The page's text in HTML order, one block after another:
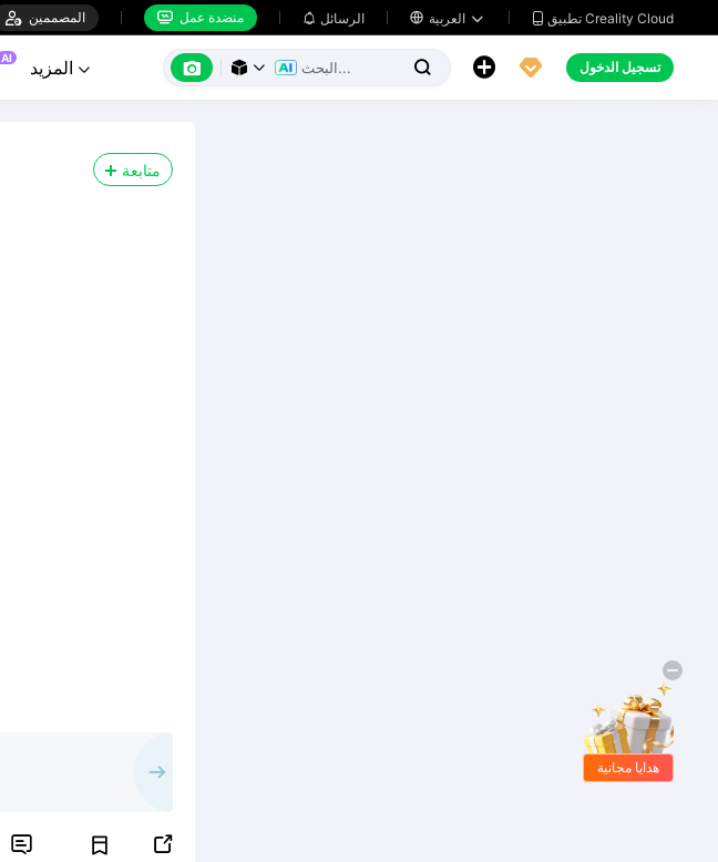
 المصممين  منضدة عمل  الرسائل    تطبيق Creality Cloud
AI
       تسجيل الدخول
متابعة
 
هدايا مجانية